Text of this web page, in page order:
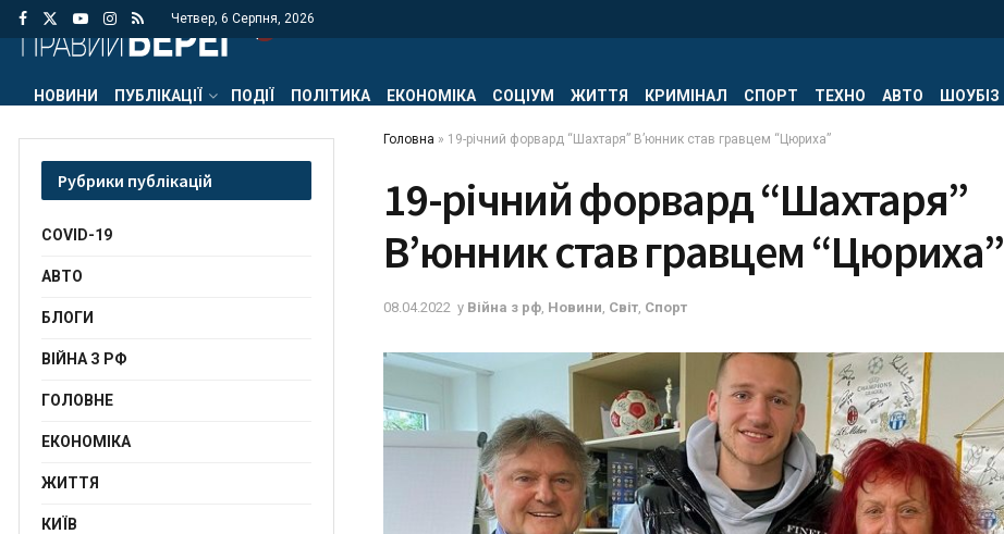
Четвер, 6 Серпня, 2026
НОВИНИ ПУБЛІКАЦІЇ ПОДІЇ ПОЛІТИКА ЕКОНОМІКА СОЦІУМ ЖИТТЯ КРИМІНАЛ СПОРТ ТЕХНО АВТО ШОУБІЗ
Головна » 19-річний форвард “Шахтаря” В’юнник став гравцем “Цюриха”
19-річний форвард “Шахтаря”
В’юнник став гравцем “Цюриха”
08.04.2022 у Війна з рф Новини Світ Спорт
Рубрики публікацій
COVID-19
АВТО
БЛОГИ
ВІЙНА З РФ
ГОЛОВНЕ
ЕКОНОМІКА
ЖИТТЯ
КИЇВ